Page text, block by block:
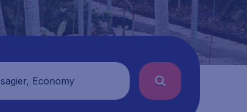
Economy